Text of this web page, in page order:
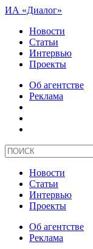
ИА «Диалог»
Новости
Статьи
Интервью
Проекты
Об агентстве
Реклама
Новости
Статьи
Интервью
Проекты
Об агентстве
Реклама